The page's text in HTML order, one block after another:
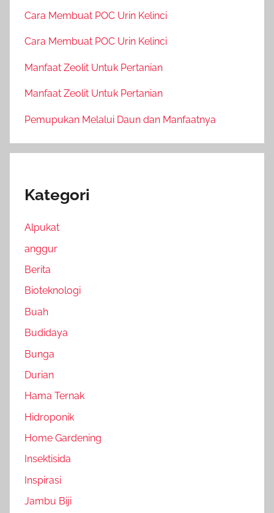
Cara Membuat POC Urin Kelinci
Cara Membuat POC Urin Kelinci
Manfaat Zeolit Untuk Pertanian
Manfaat Zeolit Untuk Pertanian
Pemupukan Melalui Daun dan Manfaatnya
Kategori
Alpukat
anggur
Berita
Bioteknologi
Buah
Budidaya
Bunga
Durian
Hama Ternak
Hidroponik
Home Gardening
Insektisida
Inspirasi
Jambu Biji